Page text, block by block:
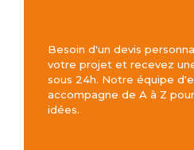
Besoin d'un devis
votre projet et recevez
sous 24h. Notre équipe
accompagne de A à Z
idées.